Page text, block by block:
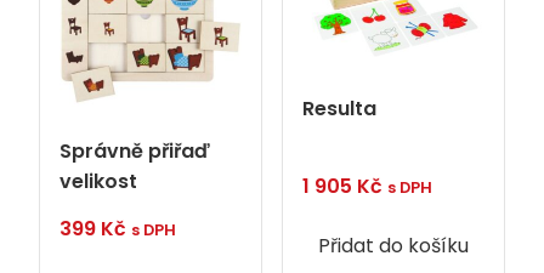
Správně přiřaď
velikost
399 Kč s DPH
Resulta
1 905 Kč s DPH
Přidat do košíku